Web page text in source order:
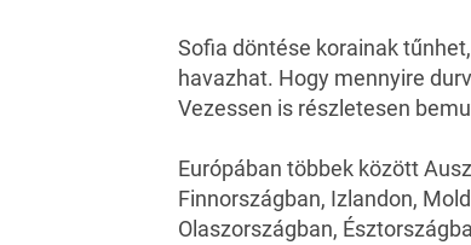
Sofia döntése korainak
havazhat. Hogy mennyire
Vezessen is részletesen
Európában többek között
Finnországban, Izlandon,
Olaszországban,